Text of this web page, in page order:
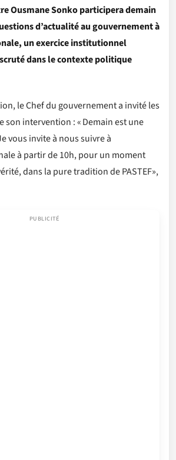
Ousmane Sonko participera demain
d’actualité au gouvernement à
un exercice institutionnel
dans le contexte politique
le Chef du gouvernement a invité les
son intervention : « Demain est une
vous invite à nous suivre à
à partir de 10h, pour un moment
dans la pure tradition de PASTEF»,